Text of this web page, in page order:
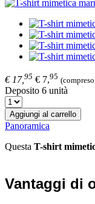
€ 17, 95 € 7,95
Deposito 6 unità
Aggiungi al carrello
Panoramica
Questa T-shirt
Vantaggi di